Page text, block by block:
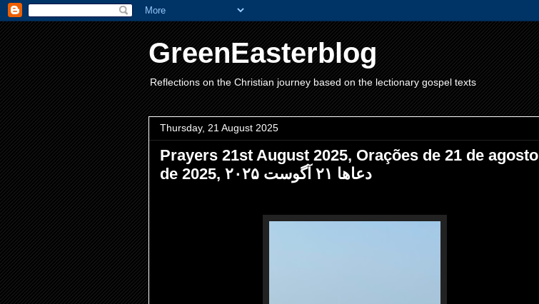
GreenEasterblog
Reflections on the Christian journey based on the lectionary gospel texts
Thursday, 21 August 2025
Prayers 21st August 2025, Orações de 21 de agosto
de 2025, دعاها ۲۱ آگوست ۲۰۲۵